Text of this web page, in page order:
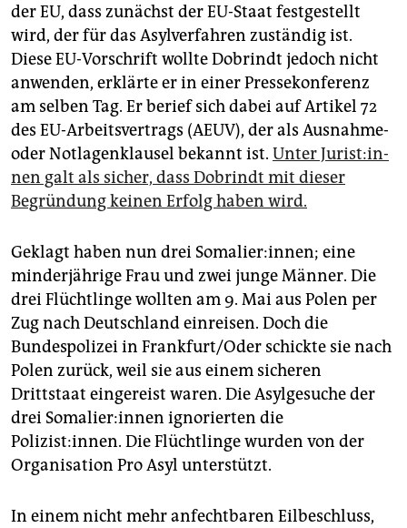
der EU, dass zunächst der EU-Staat festgestellt
wird, der für das Asylverfahren zuständig ist.
Diese EU-Vorschrift wollte Dobrindt jedoch nicht
anwenden, erklärte er in einer Pressekonferenz
am selben Tag. Er berief sich dabei auf Artikel 72
des EU-Arbeitsvertrags (AEUV), der als Ausnahme-
oder Notlagenklausel bekannt ist. Unter Ju­ris­t:in­
nen galt als sicher, dass Dobrindt mit dieser
Begründung keinen Erfolg haben wird.
Geklagt haben nun drei Somalier:innen; eine
minderjährige Frau und zwei junge Männer. Die
drei Flüchtlinge wollten am 9. Mai aus Polen per
Zug nach Deutschland einreisen. Doch die
Bundespolizei in Frankfurt/Oder schickte sie nach
Polen zurück, weil sie aus einem sicheren
Drittstaat eingereist waren. Die Asylgesuche der
drei So­ma­lie­r:in­nen ignorierten die
Polizist:innen. Die Flüchtlinge wurden von der
Organisation Pro Asyl unterstützt.
In einem nicht mehr anfechtbaren Eilbeschluss,